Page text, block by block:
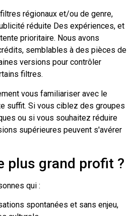
régionaux et/ou de genre,
réduite Des expériences, et
prioritaire. Nous avons
semblables à des pièces de
versions pour contrôler
filtres.
vous familiariser avec le
suffit. Si vous ciblez des groupes
ou si vous souhaitez réduire
supérieures peuvent s'avérer
plus grand profit ?
qui :
spontanées et sans enjeu,